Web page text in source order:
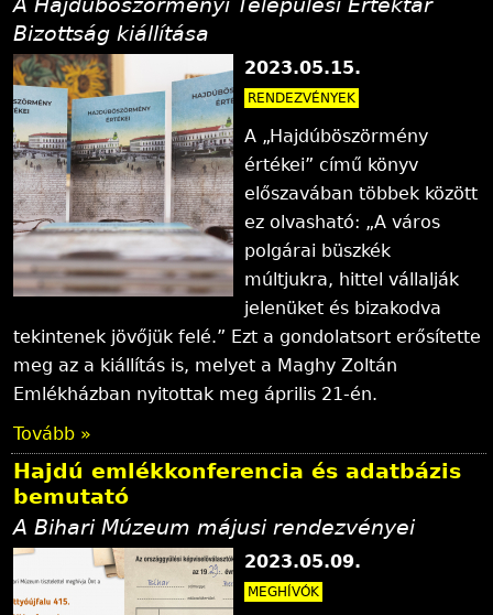
A Hajdúböszörményi Települési Értéktár
Bizottság kiállítása
2023.05.15.
RENDEZVÉNYEK
A „Hajdúböszörmény
értékei” című könyv
előszavában többek között
ez olvasható: „A város
polgárai büszkék
múltjukra, hittel vállalják
jelenüket és bizakodva
tekintenek jövőjük felé.” Ezt a gondolatsort erősítette
meg az a kiállítás is, melyet a Maghy Zoltán
Emlékházban nyitottak meg április 21-én.
Tovább »
Hajdú emlékkonferencia és adatbázis
bemutató
A Bihari Múzeum májusi rendezvényei
2023.05.09.
MEGHÍVÓK